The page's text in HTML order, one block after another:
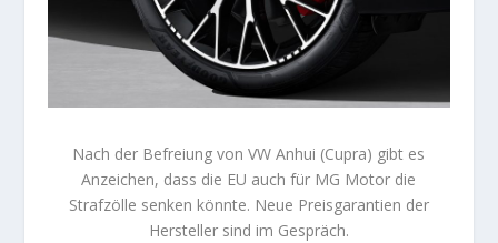
Nach der Befreiung von VW Anhui (Cupra) gibt es
Anzeichen, dass die EU auch für MG Motor die
Strafzölle senken könnte. Neue Preisgarantien der
Hersteller sind im Gespräch.